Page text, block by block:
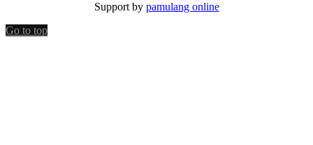
Support by pamulang online
Go to top